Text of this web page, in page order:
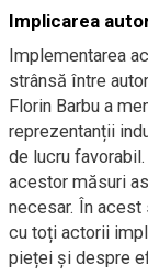
Implicarea
Implementarea
strânsă între
Florin Barbu a
reprezentanții
de lucru
acestor măsuri
necesar. În acest
cu toți actorii
pieței și despre